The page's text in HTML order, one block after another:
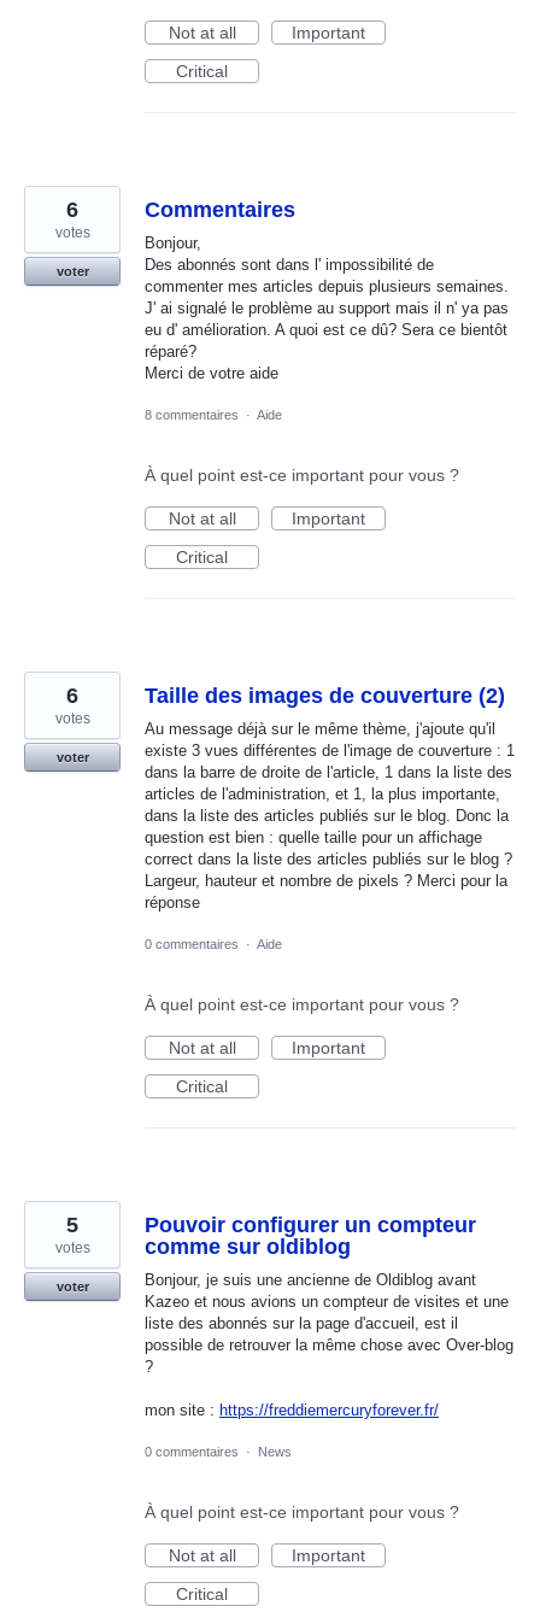
Not at all
Important
Critical
Commentaires
Bonjour,
Des abonnés sont dans l' impossibilité de
commenter mes articles depuis plusieurs semaines.
J' ai signalé le problème au support mais il n' ya pas
eu d' amélioration. A quoi est ce dû? Sera ce bientôt
réparé?
Merci de votre aide
6
votes
voter
8 commentaires · Aide
À quel point est-ce important pour vous ?
Not at all
Important
Critical
Taille des images de couverture (2)
Au message déjà sur le même thème, j'ajoute qu'il
existe 3 vues différentes de l'image de couverture : 1
dans la barre de droite de l'article, 1 dans la liste des
articles de l'administration, et 1, la plus importante,
dans la liste des articles publiés sur le blog. Donc la
question est bien : quelle taille pour un affichage
correct dans la liste des articles publiés sur le blog ?
Largeur, hauteur et nombre de pixels ? Merci pour la
réponse
6
votes
voter
0 commentaires · Aide
À quel point est-ce important pour vous ?
Not at all
Important
Critical
Pouvoir configurer un compteur
comme sur oldiblog
Bonjour, je suis une ancienne de Oldiblog avant
Kazeo et nous avions un compteur de visites et une
liste des abonnés sur la page d'accueil, est il
possible de retrouver la même chose avec Over-blog
?
mon site : https://freddiemercuryforever.fr/
5
votes
voter
0 commentaires · News
À quel point est-ce important pour vous ?
Not at all
Important
Critical